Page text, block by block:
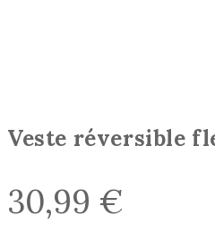
Veste réversible
30,99 €